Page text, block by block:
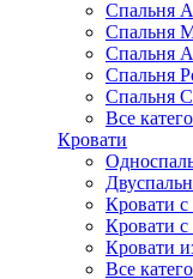
Спальня
Спальня
Спальня
Спальня
Спальня
Все
Кровати
Кровати
Кровати с
Кровати
Все